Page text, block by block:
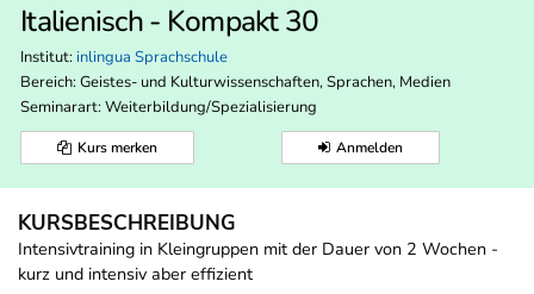
Italienisch - Kompakt 30
Institut: inlingua Sprachschule
Bereich: Geistes- und Kulturwissenschaften, Sprachen, Medien
Seminarart: Weiterbildung/Spezialisierung
Kurs merken Anmelden
KURSBESCHREIBUNG
Intensivtraining in Kleingruppen mit der Dauer von 2 Wochen -
kurz und intensiv aber effizient